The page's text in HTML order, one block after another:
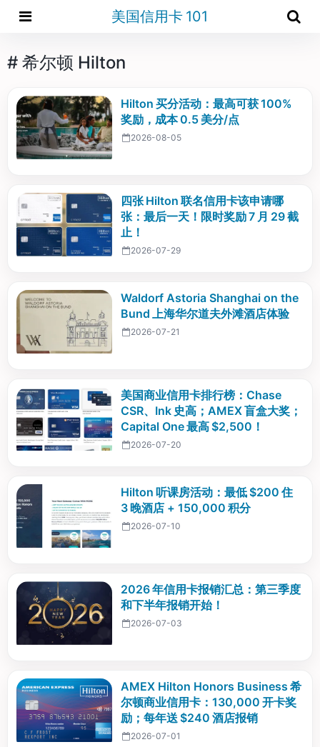
美国信用卡 101
# 希尔顿 Hilton
Hilton 买分活动：最高可获 100%
奖励，成本 0.5 美分/点
2026-08-05
四张 Hilton 联名信用卡该申请哪
张：最后一天！限时奖励 7 月 29 截
止！
2026-07-29
Waldorf Astoria Shanghai on the
Bund 上海华尔道夫外滩酒店体验
2026-07-21
美国商业信用卡排行榜：Chase
CSR、Ink 史高；AMEX 盲盒大奖；
Capital One 最高 $2,500！
2026-07-20
Hilton 听课房活动：最低 $200 住
3 晚酒店 + 150,000 积分
2026-07-10
2026 年信用卡报销汇总：第三季度
和下半年报销开始！
2026-07-03
AMEX Hilton Honors Business 希
尔顿商业信用卡：130,000 开卡奖
励；每年送 $240 酒店报销
2026-07-01